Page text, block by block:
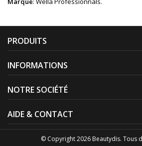
PRODUITS
INFORMATIONS
NOTRE SOCIÉTÉ
AIDE & CONTACT
© Copyright 2026 Beautydis. Tous